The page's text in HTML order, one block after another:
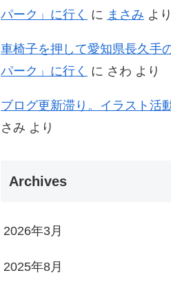
パーク」に行く に まさみ より
車椅子を押して愛知県長久手
パーク」に行く に さわ より
ブログ更新滞り。イラスト活
さみ より
Archives
2026年3月
2025年8月